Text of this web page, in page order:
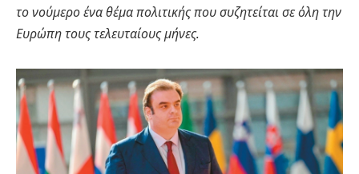
το νούμερο ένα θέμα πολιτικής που συζητείται σε όλη την
Ευρώπη τους τελευταίους μήνες.